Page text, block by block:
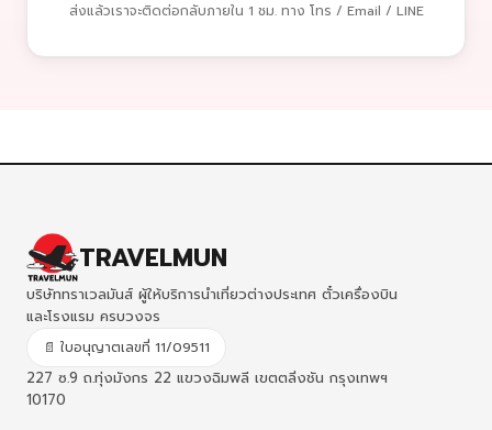
ส่งแล้วเราจะติดต่อกลับภายใน 1 ชม. ทาง โทร / Email / LINE
TRAVELMUN
บริษัททราเวลมันส์ ผู้ให้บริการนำเที่ยวต่างประเทศ ตั๋วเครื่องบิน
และโรงแรม ครบวงจร
📄 ใบอนุญาตเลขที่ 11/09511
227 ซ.9 ถ.ทุ่งมังกร 22 แขวงฉิมพลี เขตตลิ่งชัน กรุงเทพฯ
10170